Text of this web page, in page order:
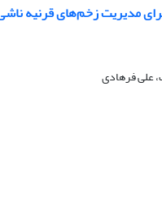
علی فرهادی